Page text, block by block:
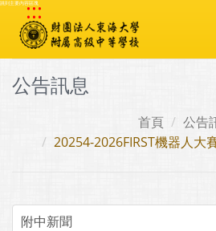
跳到主要內容區塊
:::
公告訊息
首頁
公告
20254-2026FIRST機器人大
附中新聞